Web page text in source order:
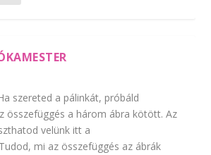
szereted a pálinkát, próbáld
összefüggés a három ábra kötött. Az
velünk itt a
mi az összefüggés az ábrák